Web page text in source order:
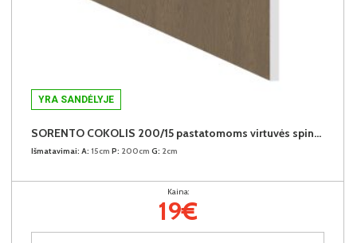
YRA SANDĖLYJE
SORENTO COKOLIS 200/15 pastatomoms virtuvės spintelėms (Baltic Storm)
Išmatavimai: A: 15cm P: 200cm G: 2cm
Kaina:
19€